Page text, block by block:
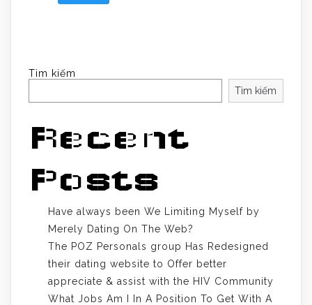
Tìm kiếm
Tìm kiếm
Recent
Posts
Have always been We Limiting Myself by
Merely Dating On The Web?
The POZ Personals group Has Redesigned
their dating website to Offer better
appreciate & assist with the HIV Community
What Jobs Am I In A Position To Get With A